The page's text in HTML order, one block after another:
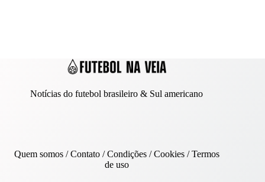
Notícias do futebol brasileiro & Sul americano
Quem somos/Contato/ Condições /Cookies/Termos
de uso